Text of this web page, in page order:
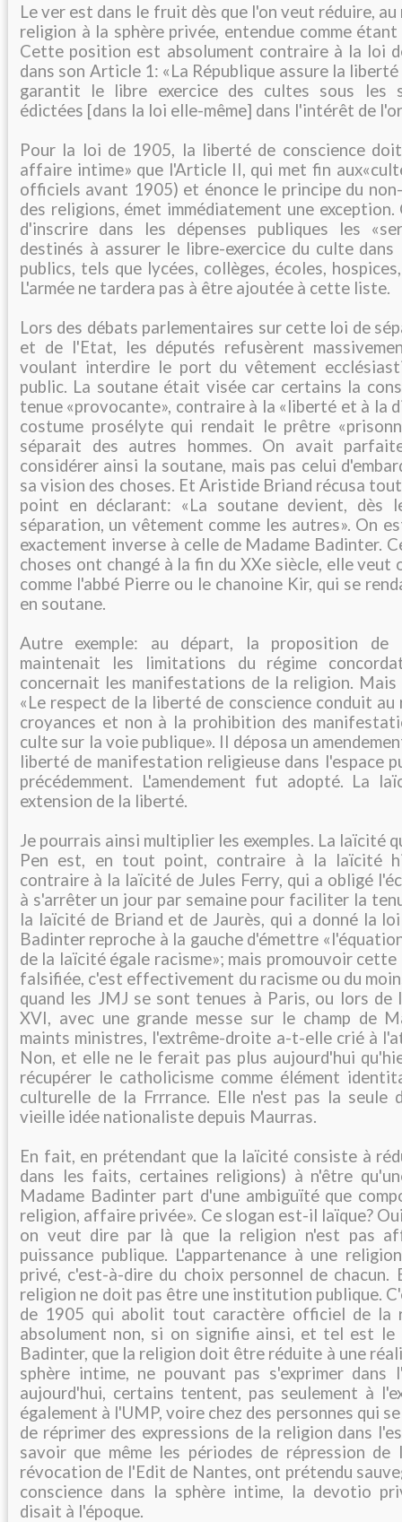
Le ver est dans le fruit dès que l'on veut réduire,
religion à la sphère privée, entendue comme étant
Cette position est absolument contraire à la loi
dans son Article 1: «La République assure la
garantit le libre exercice des cultes sous les
édictées [dans la loi elle-même] dans l'intérêt de
Pour la loi de 1905, la liberté de conscience
affaire intime» que l'Article II, qui met fin
officiels avant 1905) et énonce le principe du
des religions, émet immédiatement une
d'inscrire dans les dépenses publiques les
destinés à assurer le libre-exercice du culte dans
publics, tels que lycées, collèges, écoles,
L'armée ne tardera pas à être ajoutée à cette liste.
Lors des débats parlementaires sur cette loi de
et de l'Etat, les députés refusèrent
voulant interdire le port du vêtement
public. La soutane était visée car certains la
tenue «provocante», contraire à la «liberté et à la
costume prosélyte qui rendait le prêtre
séparait des autres hommes. On avait
considérer ainsi la soutane, mais pas celui
sa vision des choses. Et Aristide Briand récusa
point en déclarant: «La soutane devient, dès
séparation, un vêtement comme les autres». On
exactement inverse à celle de Madame Badinter.
choses ont changé à la fin du XXe siècle, elle veut
comme l'abbé Pierre ou le chanoine Kir, qui se
en soutane.
Autre exemple: au départ, la proposition de
maintenait les limitations du régime
concernait les manifestations de la religion. Mais
«Le respect de la liberté de conscience conduit au
croyances et non à la prohibition des
culte sur la voie publique». Il déposa un
liberté de manifestation religieuse dans l'espace
précédemment. L'amendement fut adopté. La
extension de la liberté.
Je pourrais ainsi multiplier les exemples. La laïcité
Pen est, en tout point, contraire à la laïcité
contraire à la laïcité de Jules Ferry, qui a obligé
à s'arrêter un jour par semaine pour faciliter la
la laïcité de Briand et de Jaurès, qui a donné la
Badinter reproche à la gauche d'émettre
de la laïcité égale racisme»; mais promouvoir
falsifiée, c'est effectivement du racisme ou du
quand les JMJ se sont tenues à Paris, ou lors de
XVI, avec une grande messe sur le champ de
maints ministres, l'extrême-droite a-t-elle crié à
Non, et elle ne le ferait pas plus aujourd'hui
récupérer le catholicisme comme élément
culturelle de la Frrrance. Elle n'est pas la seule
vieille idée nationaliste depuis Maurras.
En fait, en prétendant que la laïcité consiste à
dans les faits, certaines religions) à n'être
Madame Badinter part d'une ambiguïté que
religion, affaire privée». Ce slogan est-il laïque?
on veut dire par là que la religion n'est pas
puissance publique. L'appartenance à une
privé, c'est-à-dire du choix personnel de chacun.
religion ne doit pas être une institution publique.
de 1905 qui abolit tout caractère officiel de la
absolument non, si on signifie ainsi, et tel est le
Badinter, que la religion doit être réduite à une
sphère intime, ne pouvant pas s'exprimer dans
aujourd'hui, certains tentent, pas seulement à
également à l'UMP, voire chez des personnes qui
de réprimer des expressions de la religion dans
savoir que même les périodes de répression
révocation de l'Edit de Nantes, ont prétendu
conscience dans la sphère intime, la devotio
disait à l'époque.